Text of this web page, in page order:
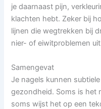
je daarnaast pijn,
klachten hebt. Zeker bij
lijnen die wegtrekken bij
nier- of eiwitproblemen
Samengevat
Je nagels kunnen
gezondheid. Soms is het
soms wijst het op een